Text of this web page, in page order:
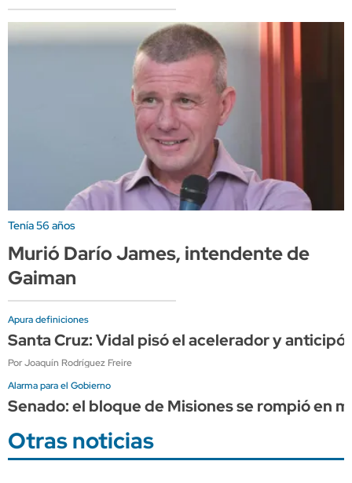
Tenía 56 años
Murió Darío James, intendente de
Gaiman
Apura definiciones
Santa Cruz: Vidal pisó el acelerador y
Por Joaquín Rodríguez Freire
Alarma para el Gobierno
Senado: el bloque de Misiones se rompió en
Otras noticias